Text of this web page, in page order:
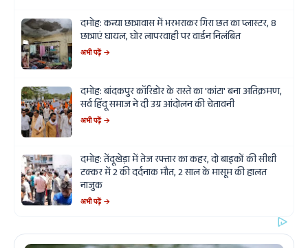
दमोह: कन्या छात्रावास में भरभराकर गिरा छत का प्लास्टर, 8
छात्राएं घायल, घोर लापरवाही पर वार्डन निलंबित
अभी पढ़ें →
दमोह: बांदकपुर कॉरिडोर के रास्ते का 'कांटा' बना अतिक्रमण,
सर्व हिंदू समाज ने दी उग्र आंदोलन की चेतावनी
अभी पढ़ें →
दमोह: तेंदूखेड़ा में तेज रफ्तार का कहर, दो बाइकों की सीधी
टक्कर में 2 की दर्दनाक मौत, 2 साल के मासूम की हालत
नाजुक
अभी पढ़ें →